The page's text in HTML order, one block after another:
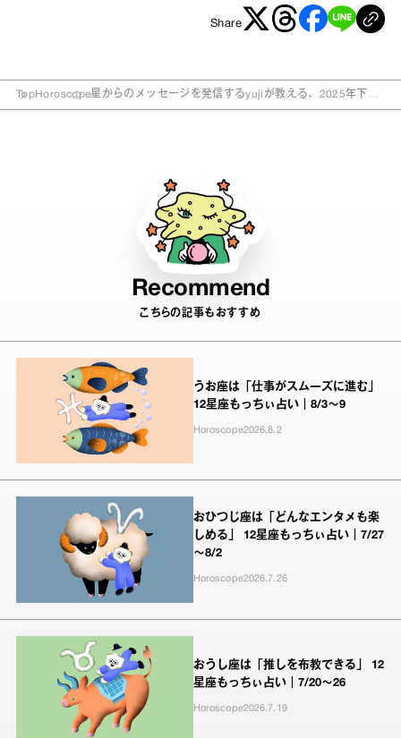
Share
TopHoroscope星からのメッセージを発信するyujiが教える、2025年下半
Recommend
こちらの記事もおすすめ
うお座は「仕事がスムーズに進む」
12星座もっちぃ占い｜8/3～9
Horoscope2026.8.2
おひつじ座は「どんなエンタメも楽
しめる」 12星座もっちぃ占い｜7/27
～8/2
Horoscope2026.7.26
おうし座は「推しを布教できる」 12
星座もっちぃ占い｜7/20～26
Horoscope2026.7.19